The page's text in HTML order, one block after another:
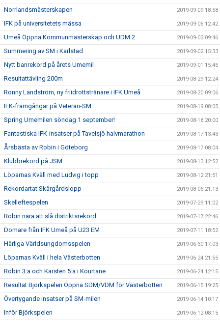
Norrlandsmästerskapen 2019-09-09 18:58
IFK på universitetets mässa 2019-09-06 12:42
Umeå Öppna Kommunmästerskap och UDM 2 2019-09-03 09:46
Summering av SM i Karlstad 2019-09-02 15:33
Nytt banrekord på årets Umemil 2019-09-01 15:45
Resultattävling 200m 2019-08-29 12:24
Ronny Landström, ny friidrottstränare i IFK Umeå 2019-08-20 09:06
IFK-framgångar på Veteran-SM 2019-08-19 08:05
Spring Umemilen söndag 1 september! 2019-08-18 20:00
Fantastiska IFK-insatser på Tavelsjö halvmarathon 2019-08-17 13:43
Årsbästa av Robin i Göteborg 2019-08-17 08:04
Klubbrekord på JSM 2019-08-13 12:52
Löparnas Kväll med Ludvig i topp 2019-08-12 21:51
Rekordartat Skärgårdslopp 2019-08-06 21:13
Skelleftespelen 2019-07-29 11:02
Robin nära att slå distriktsrekord 2019-07-17 22:46
Domare från IFK Umeå på U23 EM 2019-07-11 18:52
Härliga Världsungdomsspelen 2019-06-30 17:03
Löparnas Kväll i hela Västerbotten 2019-06-24 21:55
Robin 3:a och Karsten 5:a i Kourtane 2019-06-24 12:15
Resultat Björkspelen Öppna SDM/VDM för Västerbotten 2019-06-15 19:25
Övertygande insatser på SM-milen 2019-06-14 10:17
Inför Björkspelen 2019-06-12 08:15